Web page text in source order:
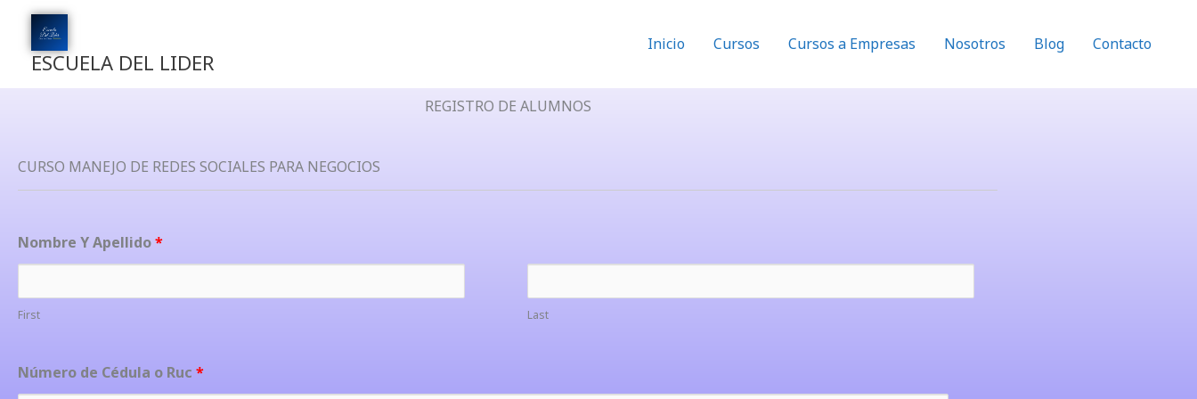
contenidoESCUELA DEL LIDER
Inicio Cursos Cursos a Empresas Nosotros Blog Contacto
REGISTRO DE ALUMNOS
CURSO MANEJO DE REDES SOCIALES PARA NEGOCIOS
Nombre Y Apellido*
First Last
Número de Cédula o Ruc *